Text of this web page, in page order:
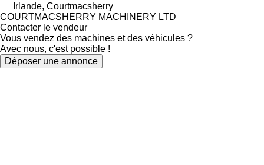
Irlande, Courtmacsherry
COURTMACSHERRY MACHINERY LTD
Contacter le vendeur
Vous vendez des machines et des véhicules ?
Avec nous, c'est possible !
Déposer une annonce